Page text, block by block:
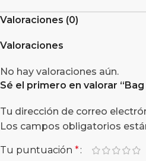
Valoraciones (0)
Valoraciones
No hay valoraciones aún.
Sé el primero en valorar “
Tu dirección de correo
Los campos obligatorios
Tu puntuación *